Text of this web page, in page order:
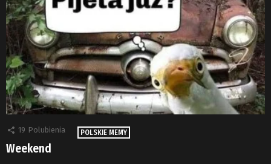
19 Polubienia POLSKIE MEMY
Weekend